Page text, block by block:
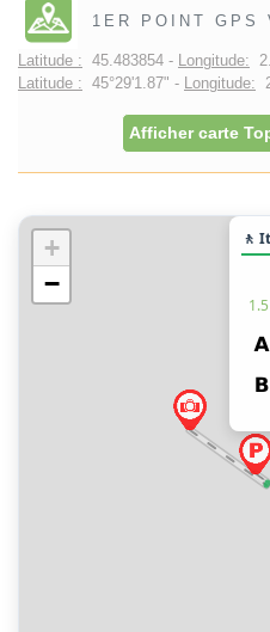
1ER POINT GPS
Latitude : 45.483854 - Longitude:
Latitude : 45°29'1.87" - Longitude:
Afficher carte
+
−
🚶